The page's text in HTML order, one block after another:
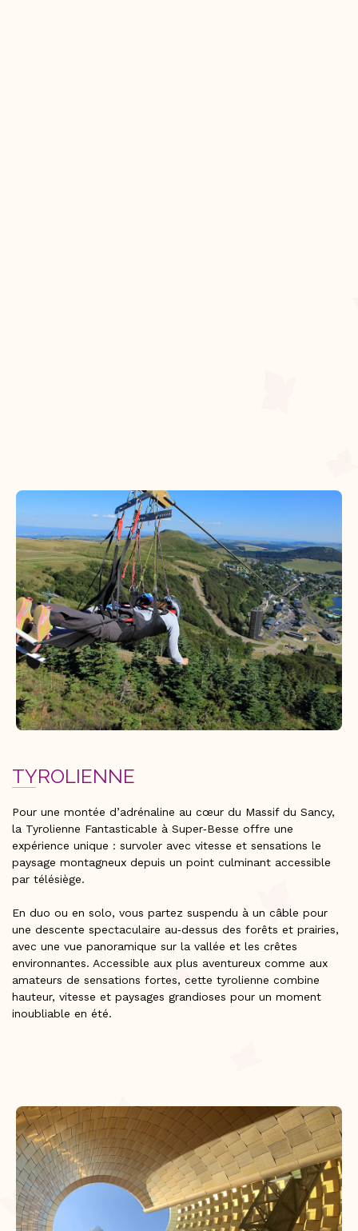
TYROLIENNE
Pour une montée d’adrénaline au cœur du Massif du Sancy,
la Tyrolienne Fantasticable à Super‑Besse offre une
expérience unique : survoler avec vitesse et sensations le
paysage montagneux depuis un point culminant accessible
par télésiège.
En duo ou en solo, vous partez suspendu à un câble pour
une descente spectaculaire au‑dessus des forêts et prairies,
avec une vue panoramique sur la vallée et les crêtes
environnantes. Accessible aux plus aventureux comme aux
amateurs de sensations fortes, cette tyrolienne combine
hauteur, vitesse et paysages grandioses pour un moment
inoubliable en été.